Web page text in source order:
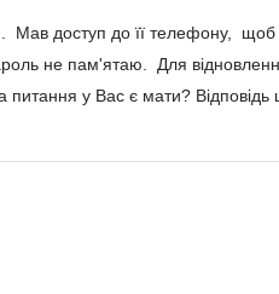
Мав доступ до її телефону, щоб
не пам'ятаю. Для
питання у Вас є мати?